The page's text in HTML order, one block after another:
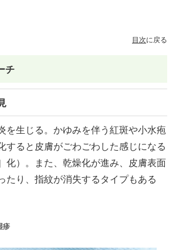
目次に戻る
チ
を生じる。かゆみを伴う紅斑や小水疱
すると皮膚がごわごわした感じになる
化）。また、乾燥化が進み、皮膚表面
たり、指紋が消失するタイプもある
疹